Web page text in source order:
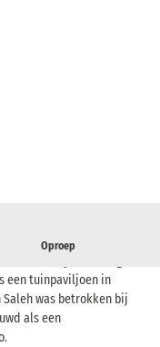
Oproep
de Müglitzvallei bij
een tuinpaviljoen in
was betrokken bij
als een